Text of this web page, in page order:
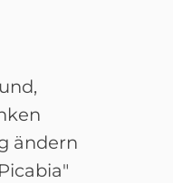
ändern